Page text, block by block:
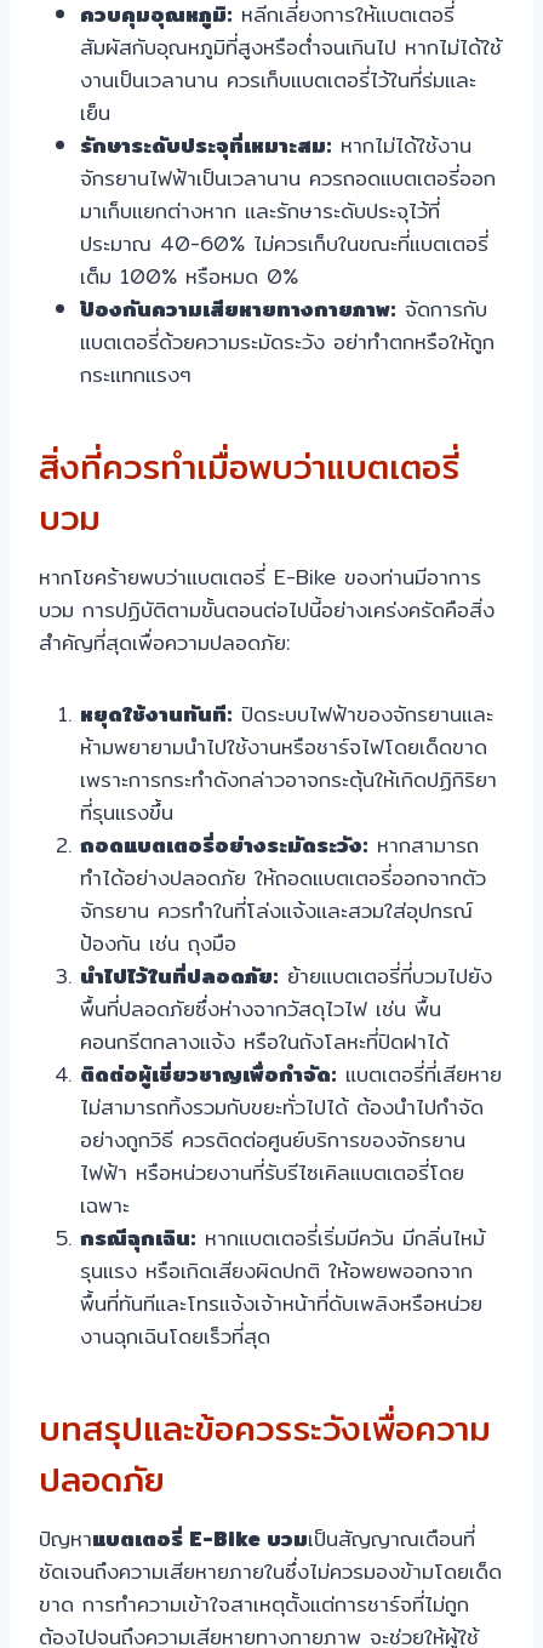
ควบคุมอุณหภูมิ: หลีกเลี่ยงการให้แบตเตอรี่
สัมผัสกับอุณหภูมิที่สูงหรือต่ำจนเกินไป หากไม่ได้ใช้
งานเป็นเวลานาน ควรเก็บแบตเตอรี่ไว้ในที่ร่มและ
เย็น
รักษาระดับประจุที่เหมาะสม: หากไม่ได้ใช้งาน
จักรยานไฟฟ้าเป็นเวลานาน ควรถอดแบตเตอรี่ออก
มาเก็บแยกต่างหาก และรักษาระดับประจุไว้ที่
ประมาณ 40-60% ไม่ควรเก็บในขณะที่แบตเตอรี่
เต็ม 100% หรือหมด 0%
ป้องกันความเสียหายทางกายภาพ: จัดการกับ
แบตเตอรี่ด้วยความระมัดระวัง อย่าทำตกหรือให้ถูก
กระแทกแรงๆ
สิ่งที่ควรทำเมื่อพบว่าแบตเตอรี่
บวม
หากโชคร้ายพบว่าแบตเตอรี่ E-Bike ของท่านมีอาการ
บวม การปฏิบัติตามขั้นตอนต่อไปนี้อย่างเคร่งครัดคือสิ่ง
สำคัญที่สุดเพื่อความปลอดภัย:
หยุดใช้งานทันที: ปิดระบบไฟฟ้าของจักรยานและ
ห้ามพยายามนำไปใช้งานหรือชาร์จไฟโดยเด็ดขาด
เพราะการกระทำดังกล่าวอาจกระตุ้นให้เกิดปฏิกิริยา
ที่รุนแรงขึ้น
ถอดแบตเตอรี่อย่างระมัดระวัง: หากสามารถ
ทำได้อย่างปลอดภัย ให้ถอดแบตเตอรี่ออกจากตัว
จักรยาน ควรทำในที่โล่งแจ้งและสวมใส่อุปกรณ์
ป้องกัน เช่น ถุงมือ
นำไปไว้ในที่ปลอดภัย: ย้ายแบตเตอรี่ที่บวมไปยัง
พื้นที่ปลอดภัยซึ่งห่างจากวัสดุไวไฟ เช่น พื้น
คอนกรีตกลางแจ้ง หรือในถังโลหะที่ปิดฝาได้
ติดต่อผู้เชี่ยวชาญเพื่อกำจัด: แบตเตอรี่ที่เสียหาย
ไม่สามารถทิ้งรวมกับขยะทั่วไปได้ ต้องนำไปกำจัด
อย่างถูกวิธี ควรติดต่อศูนย์บริการของจักรยาน
ไฟฟ้า หรือหน่วยงานที่รับรีไซเคิลแบตเตอรี่โดย
เฉพาะ
กรณีฉุกเฉิน: หากแบตเตอรี่เริ่มมีควัน มีกลิ่นไหม้
รุนแรง หรือเกิดเสียงผิดปกติ ให้อพยพออกจาก
พื้นที่ทันทีและโทรแจ้งเจ้าหน้าที่ดับเพลิงหรือหน่วย
งานฉุกเฉินโดยเร็วที่สุด
บทสรุปและข้อควรระวังเพื่อความ
ปลอดภัย
ปัญหาแบตเตอรี่ E-Bike บวมเป็นสัญญาณเตือนที่
ชัดเจนถึงความเสียหายภายในซึ่งไม่ควรมองข้ามโดยเด็ด
ขาด การทำความเข้าใจสาเหตุตั้งแต่การชาร์จที่ไม่ถูก
ต้องไปจนถึงความเสียหายทางกายภาพ จะช่วยให้ผู้ใช้